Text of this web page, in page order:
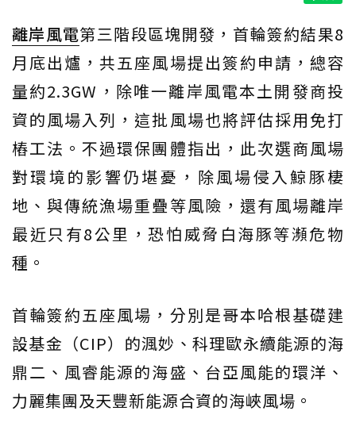
離岸風電第三階段區塊開發，首輪簽約結果8
月底出爐，共五座風場提出簽約申請，總容
量約2.3GW，除唯一離岸風電本土開發商投
資的風場入列，這批風場也將評估採用免打
樁工法。不過環保團體指出，此次選商風場
對環境的影響仍堪憂，除風場侵入鯨豚棲
地、與傳統漁場重疊等風險，還有風場離岸
最近只有8公里，恐怕威脅白海豚等瀕危物
種。
首輪簽約五座風場，分別是哥本哈根基礎建
設基金（CIP）的渢妙、科理歐永續能源的海
鼎二、風睿能源的海盛、台亞風能的環洋、
力麗集團及天豐新能源合資的海峽風場。